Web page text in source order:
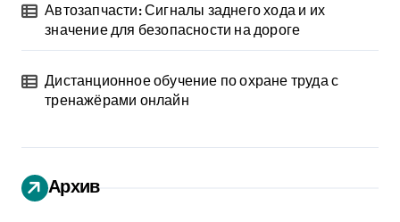
Автозапчасти: Сигналы заднего хода и их
значение для безопасности на дороге
Дистанционное обучение по охране труда с
тренажёрами онлайн
Архив